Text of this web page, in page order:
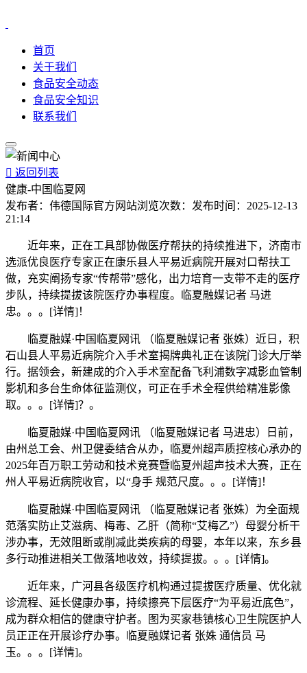
首页
关于我们
食品安全动态
食品安全知识
联系我们
 返回列表
健康-中国临夏网
发布者： 伟德国际官方网站浏览次数： 发布时间： 2025-12-13
21:14
近年来，正在工具部协做医疗帮扶的持续推进下，济南市
选派优良医疗专家正在康乐县人平易近病院开展对口帮扶工
做，充实阐扬专家“传帮带”感化，出力培育一支带不走的医疗
步队，持续提拔该院医疗办事程度。临夏融媒记者 马进
忠。。。[详情]！
临夏融媒·中国临夏网讯 （临夏融媒记者 张姝）近日，积
石山县人平易近病院介入手术室揭牌典礼正在该院门诊大厅举
行。据领会，新建成的介入手术室配备飞利浦数字减影血管制
影机和多台生命体征监测仪，可正在手术全程供给精准影像
取。。。[详情]？。
临夏融媒·中国临夏网讯 （临夏融媒记者 马进忠）日前，
由州总工会、州卫健委结合从办，临夏州超声质控核心承办的
2025年百万职工劳动和技术竞赛暨临夏州超声技术大赛，正在
州人平易近病院收官，以“身手 规范尺度。。。[详情]！
临夏融媒·中国临夏网讯 （临夏融媒记者 张姝）为全面规
范落实防止艾滋病、梅毒、乙肝（简称“艾梅乙”）母婴分析干
涉办事，无效阻断或削减此类疾病的母婴，本年以来，东乡县
多行动推进相关工做落地收效，持续提拔。。。[详情]。
近年来，广河县各级医疗机构通过提拔医疗质量、优化就
诊流程、延长健康办事，持续擦亮下层医疗“为平易近底色”，
成为群众相信的健康守护者。图为买家巷镇核心卫生院医护人
员正正在开展诊疗办事。临夏融媒记者 张姝 通信员 马
玉。。。[详情]。